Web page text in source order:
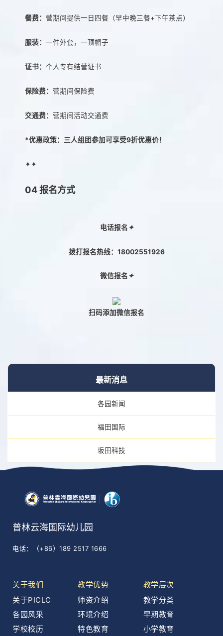
最新消息
各园新闻
福田国际
坂田科技
餐费： 营期间提供一日四餐（早中晚三餐+下午茶点）
服装： 一件外套，一顶帽子
证书： 个人专有结营证书
保险费： 营期间保险费
交通费： 营期间活动交通费
*优惠政策：三人组团参加可享受9折优惠价！
✦✦
04报名方式
电话报名✦
拨打报名热线：18002551926
微信报名✦
扫码添加微信报名
普林云海国际幼儿园
电话：（+86）189 2517 1666
关于我们
关于PICLC
各园风采
学校校历
教学优势
师资介绍
环境介绍
特色教育
教学层次
教学分类
早期教育
小学教育